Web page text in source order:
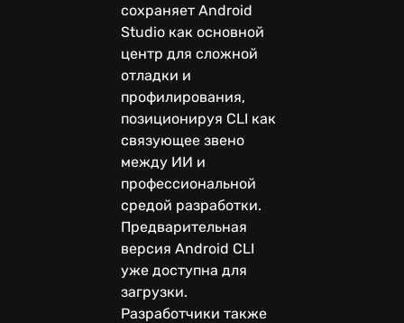
сохраняет Android
Studio как основной
центр для сложной
отладки и
профилирования,
позиционируя CLI как
связующее звено
между ИИ и
профессиональной
средой разработки.
Предварительная
версия Android CLI
уже доступна для
загрузки.
Разработчики также